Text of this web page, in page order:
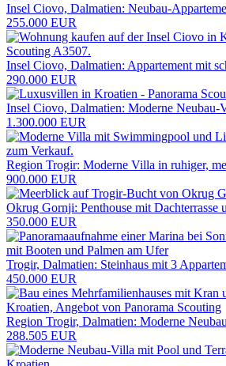
Insel Ciovo, Dalmatien: Neubau-
255.000 EUR
Insel Ciovo, Dalmatien: Appartement mit
290.000 EUR
Insel Ciovo, Dalmatien: Moderne Neubau-
1.300.000 EUR
Region Trogir: Moderne Villa in ruhiger,
900.000 EUR
Okrug Gornji: Penthouse mit Dachterrasse
350.000 EUR
Trogir, Dalmatien: Steinhaus mit 3
450.000 EUR
Region Trogir, Dalmatien: Moderne
288.505 EUR